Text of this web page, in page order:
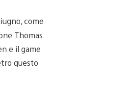
come
Thomas
e il game
questo